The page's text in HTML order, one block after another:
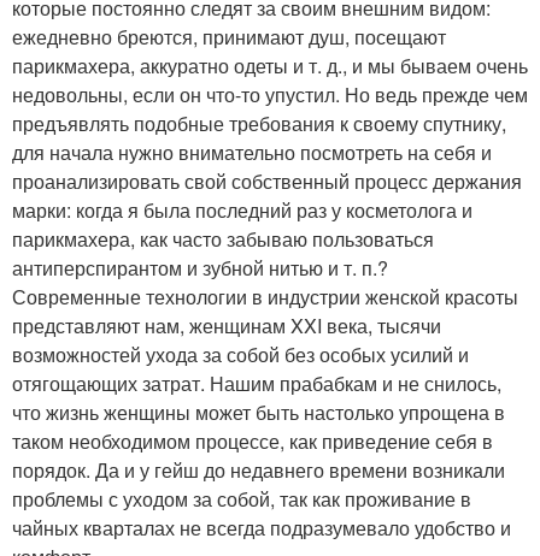
которые постоянно следят за своим внешним видом:
ежедневно бреются, принимают душ, посещают
парикмахера, аккуратно одеты и т. д., и мы бываем очень
недовольны, если он что-то упустил. Но ведь прежде чем
предъявлять подобные требования к своему спутнику,
для начала нужно внимательно посмотреть на себя и
проанализировать свой собственный процесс держания
марки: когда я была последний раз у косметолога и
парикмахера, как часто забываю пользоваться
антиперспирантом и зубной нитью и т. п.?
Современные технологии в индустрии женской красоты
представляют нам, женщинам XXI века, тысячи
возможностей ухода за собой без особых усилий и
отягощающих затрат. Нашим прабабкам и не снилось,
что жизнь женщины может быть настолько упрощена в
таком необходимом процессе, как приведение себя в
порядок. Да и у гейш до недавнего времени возникали
проблемы с уходом за собой, так как проживание в
чайных кварталах не всегда подразумевало удобство и